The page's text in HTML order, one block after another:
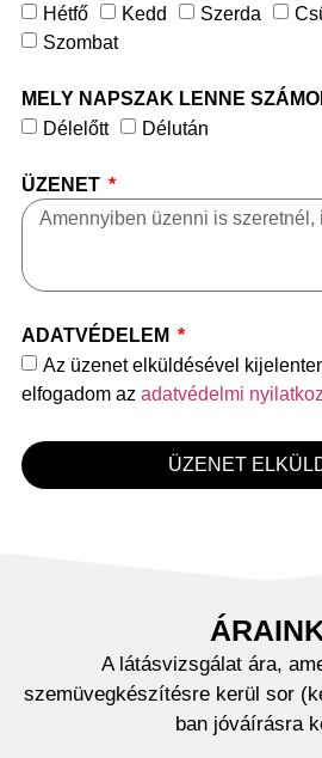
Hétfő
Kedd Szerda
Szombat
MELY NAPSZAK LENNE
Délelőtt
Délután
ÜZENET
ADATVÉDELEM
Az üzenet elküldésével
elfogadom az adatvédelmi
ÜZENET
A látásvizsgálat ára,
szemüvegkészítésre kerül sor
ban jóváírásra